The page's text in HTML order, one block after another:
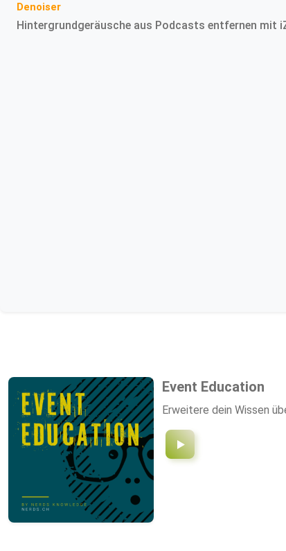
Event Education
Erweitere dein Wissen
Denoiser
Hintergrundgeräusche aus Podcasts entfernen mit